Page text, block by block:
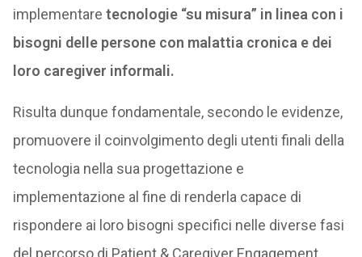
implementare tecnologie “su misura” in linea con i
bisogni delle persone con malattia cronica e dei
loro caregiver informali.
Risulta dunque fondamentale, secondo le evidenze,
promuovere il coinvolgimento degli utenti finali della
tecnologia nella sua progettazione e
implementazione al fine di renderla capace di
rispondere ai loro bisogni specifici nelle diverse fasi
del percorso di Patient & Caregiver Engagement.